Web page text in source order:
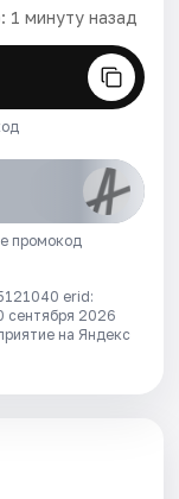
1 минуту назад
промокод
erid:
сентября 2026
на Яндекс